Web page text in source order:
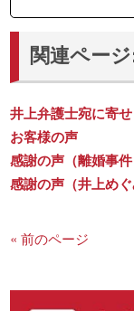
関連ペー
井上弁護士宛に寄
お客様の声
感謝の声（離婚事件
感謝の声（井上めぐ
« 前のページ